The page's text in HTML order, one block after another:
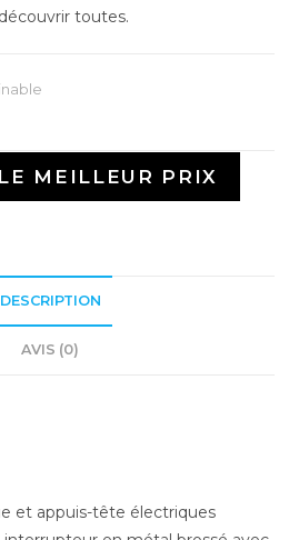
toutes.
MEILLEUR PRIX
DESCRIPTION
AVIS (0)
et appuis-tête électriques